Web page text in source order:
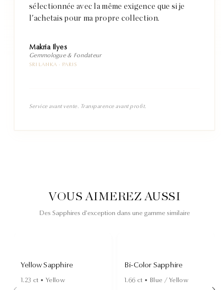
sélectionnée avec la même exigence que si je
l'achetais pour ma propre collection.
Makria Ilyes
Gemmologue & Fondateur
SRI LANKA · PARIS
Service avant vente. Transparence avant profit.
VOUS AIMEREZ AUSSI
Des Sapphires d'exception dans une gamme similaire
Yellow Sapphire
1.23 ct •Yellow
Bi-Color Sapphire
1.66 ct • Blue / Yellow